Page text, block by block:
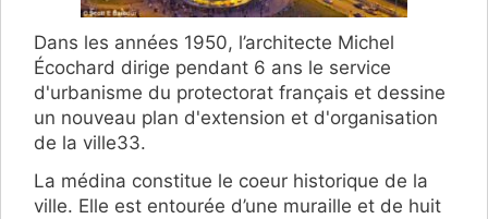
Dans les années 1950, l’architecte Michel
Écochard dirige pendant 6 ans le service
d'urbanisme du protectorat français et dessine
un nouveau plan d'extension et d'organisation
de la ville33.
La médina constitue le coeur historique de la
ville. Elle est entourée d’une muraille et de huit